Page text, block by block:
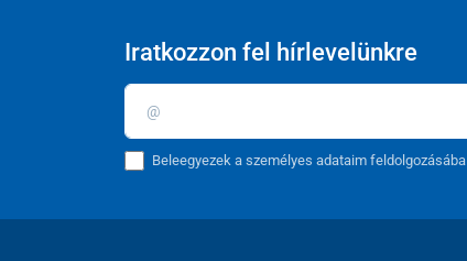
Iratkozzon fel hírlevelünkre
Beleegyezek a személyes adataim feldolgozásába